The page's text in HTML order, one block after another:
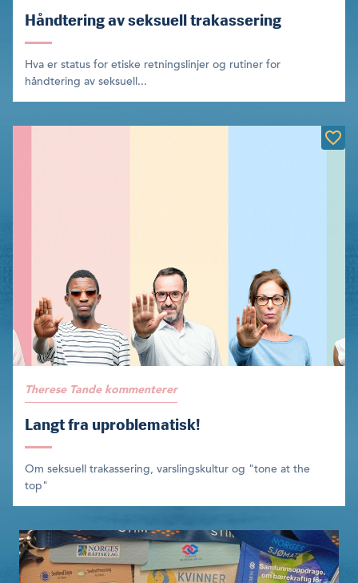
Håndtering av seksuell trakassering
Hva er status for etiske retningslinjer og rutiner for
håndtering av seksuell...
Therese Tande kommenterer
Langt fra uproblematisk!
Om seksuell trakassering, varslingskultur og "tone at the
top"